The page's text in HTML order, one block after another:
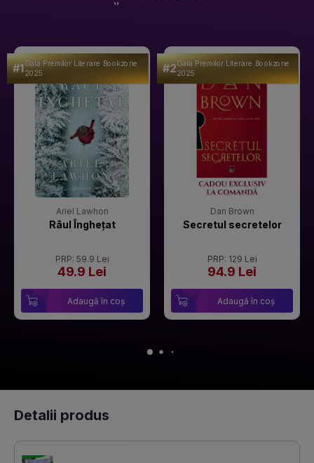
#1Gala Premilor Literare Bookzone
2025
Ariel Lawhon
Râul Înghețat
PRP: 59.9 Lei
49.9 Lei
Adaugă în coș
#2Gala Premilor Literare Bookzone
2025
Dan Brown
Secretul secretelor
PRP: 129 Lei
94.9 Lei
Adaugă în coș
Detalii produs